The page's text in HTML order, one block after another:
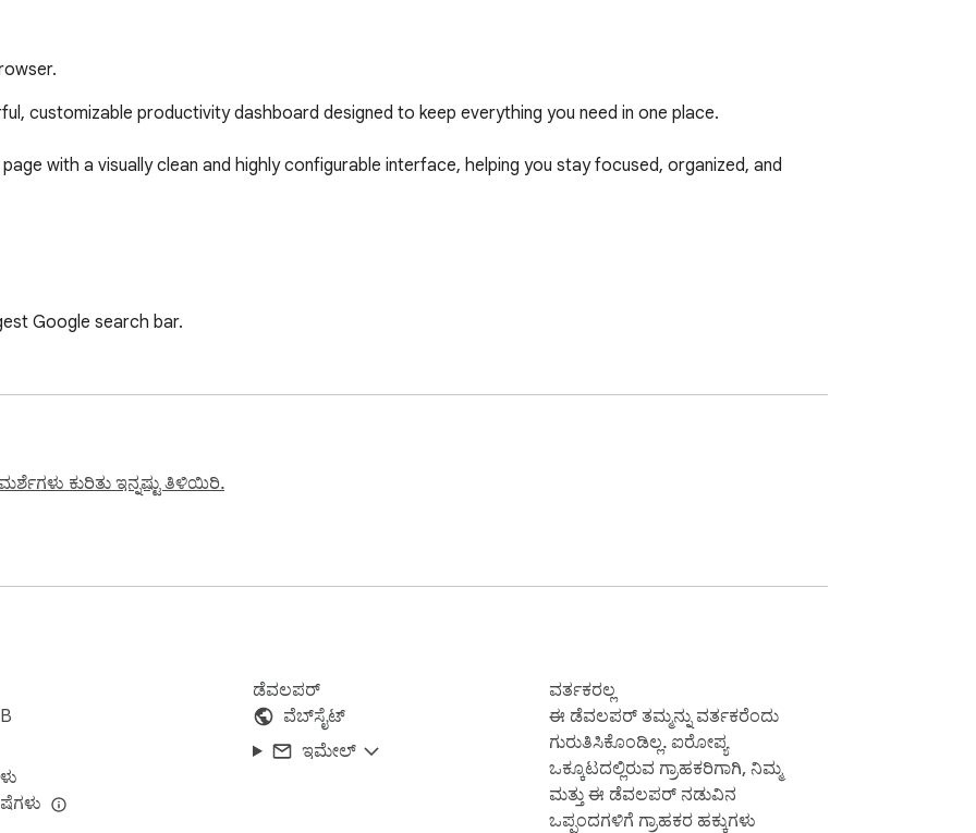
customizable productivity dashboard designed to keep everything you need in one place.
with a visually clean and highly configurable interface, helping you stay focused, organized, and
Google search bar.
restored automatically.
ಕುರಿತು ಇನ್ನಷ್ಟು ತಿಳಿಯಿರಿ.
ಡೆವಲಪರ್
ವೆಬ್‌ಸೈಟ್
ಇಮೇಲ್
ವರ್ತಕರಲ್ಲ
ಈ ಡೆವಲಪರ್ ತಮ್ಮನ್ನು ವರ್ತಕರೆಂದು
ಗುರುತಿಸಿಕೊಂಡಿಲ್ಲ. ಐರೋಪ್ಯ
ಒಕ್ಕೂಟದಲ್ಲಿರುವ ಗ್ರಾಹಕರಿಗಾಗಿ, ನಿಮ್ಮ
ಮತ್ತು ಈ ಡೆವಲಪರ್ ನಡುವಿನ
ಒಪ್ಪಂದಗಳಿಗೆ ಗ್ರಾಹಕರ ಹಕ್ಕುಗಳು